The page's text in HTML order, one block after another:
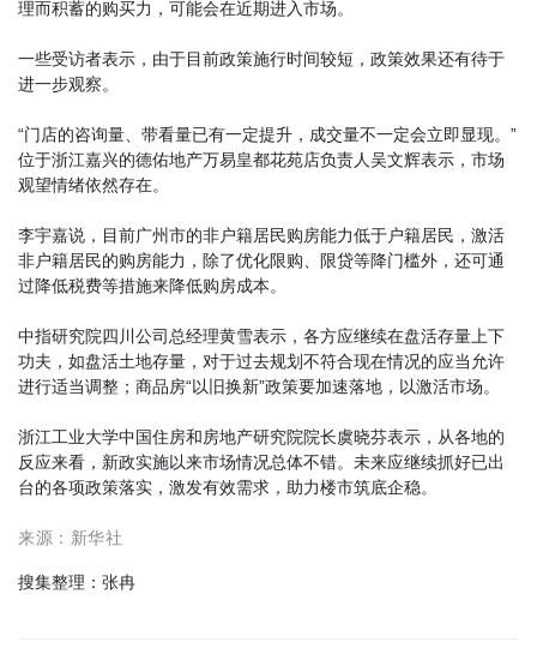
理而积蓄的购买力，可能会在近期进入市场。
一些受访者表示，由于目前政策施行时间较短，政策效果还有待于
进一步观察。
“门店的咨询量、带看量已有一定提升，成交量不一定会立即显现。”
位于浙江嘉兴的德佑地产万易皇都花苑店负责人吴文辉表示，市场
观望情绪依然存在。
李宇嘉说，目前广州市的非户籍居民购房能力低于户籍居民，激活
非户籍居民的购房能力，除了优化限购、限贷等降门槛外，还可通
过降低税费等措施来降低购房成本。
中指研究院四川公司总经理黄雪表示，各方应继续在盘活存量上下
功夫，如盘活土地存量，对于过去规划不符合现在情况的应当允许
进行适当调整；商品房“以旧换新”政策要加速落地，以激活市场。
浙江工业大学中国住房和房地产研究院院长虞晓芬表示，从各地的
反应来看，新政实施以来市场情况总体不错。未来应继续抓好已出
台的各项政策落实，激发有效需求，助力楼市筑底企稳。
来源：新华社
搜集整理：张冉